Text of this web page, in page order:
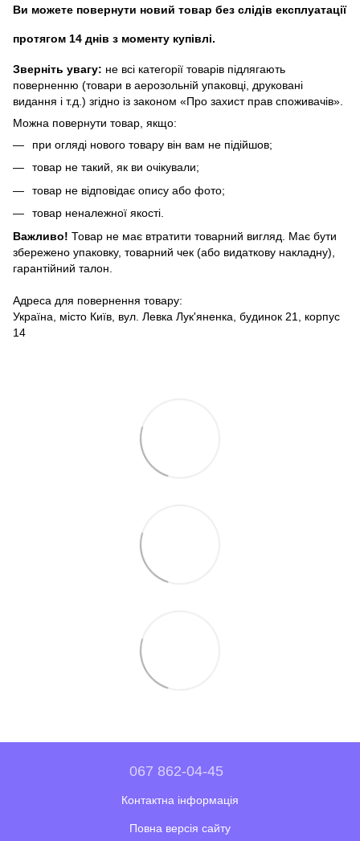
Ви можете повернути новий товар без слідів експлуатації
протягом 14 днів з моменту купівлі.
Зверніть увагу: не всі категорії товарів підлягають
поверненню (товари в аерозольній упаковці, друковані
видання і т.д.) згідно із законом «Про захист прав споживачів».
Можна повернути товар, якщо:
при огляді нового товару він вам не підійшов;
товар не такий, як ви очікували;
товар не відповідає опису або фото;
товар неналежної якості.
Важливо! Товар не має втратити товарний вигляд. Має бути
збережено упаковку, товарний чек (або видаткову накладну),
гарантійний талон.
Адреса для повернення товару:
Україна, місто Київ, вул. Левка Лук'яненка, будинок 21, корпус
14
067 862-04-45
Контактна інформація
Повна версія сайту